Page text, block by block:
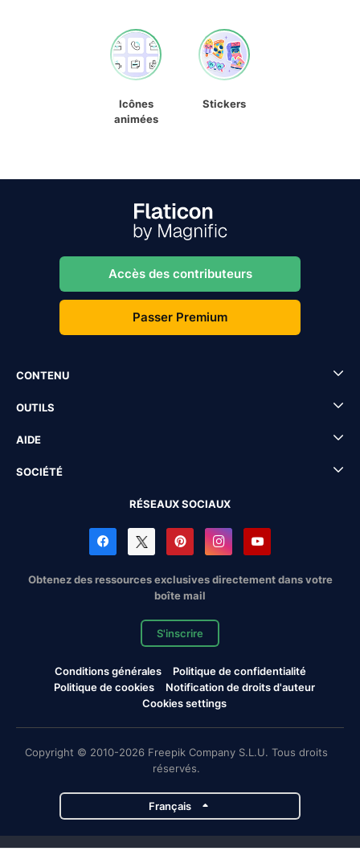
Icônes
animées
Stickers
Accès des contributeurs
Passer Premium
CONTENU
OUTILS
AIDE
SOCIÉTÉ
RÉSEAUX SOCIAUX
Obtenez des ressources exclusives directement dans votre
boîte mail
S'inscrire
Conditions générales
Politique de confidentialité
Politique de cookies
Notification de droits d'auteur
Cookies settings
Copyright © 2010-2026 Freepik Company S.L.U. Tous droits
réservés.
Français